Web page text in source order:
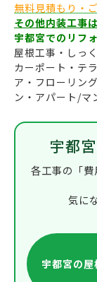
無料見積もり・
その他内装工事
宇都宮でのリフ
屋根工事・しっ
カーポート・テ
ア・フローリン
ン・アパート/マ
宇都
各工事の「
気に
宇都宮の